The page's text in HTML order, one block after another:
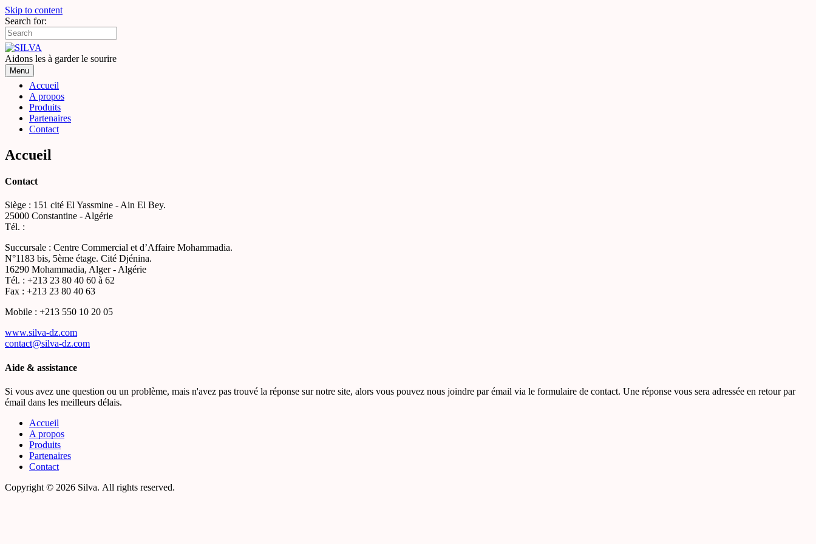
Skip to content
Search for:
Aidons les à garder le sourire
Menu
Accueil
A propos
Produits
Partenaires
Contact
Accueil
Contact
Siège : 151 cité El Yassmine - Ain El Bey.
25000 Constantine - Algérie
Tél. :
Succursale : Centre Commercial et d’Affaire Mohammadia.
N°1183 bis, 5ème étage. Cité Djénina.
16290 Mohammadia, Alger - Algérie
Tél. : +213 23 80 40 60 à 62
Fax : +213 23 80 40 63
Mobile : +213 550 10 20 05
www.silva-dz.com
contact@silva-dz.com
Aide & assistance
Si vous avez une question ou un problème, mais n'avez pas trouvé la réponse sur notre site, alors vous pouvez nous joindre par émail via le formulaire de contact. Une réponse vous sera adressée en retour par
émail dans les meilleurs délais.
Accueil
A propos
Produits
Partenaires
Contact
Copyright © 2026 Silva. All rights reserved.